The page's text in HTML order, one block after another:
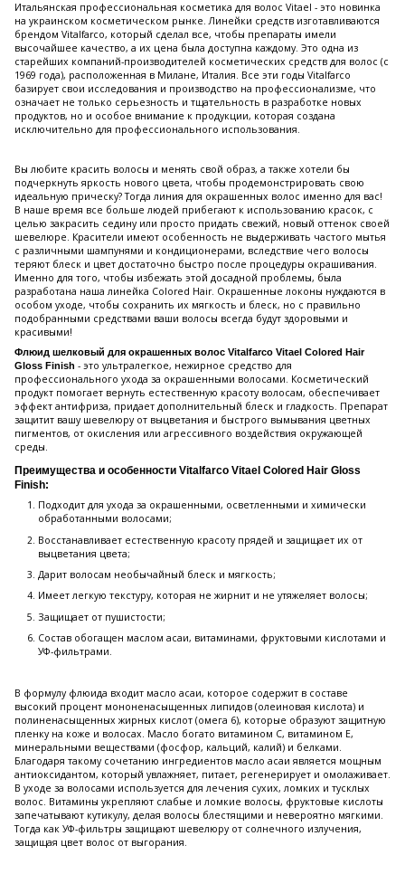
Итальянская профессиональная косметика для волос Vitael - это новинка
на украинском косметическом рынке. Линейки средств изготавливаются
брендом Vitalfarco, который сделал все, чтобы препараты имели
высочайшее качество, а их цена была доступна каждому. Это одна из
старейших компаний-производителей косметических средств для волос (с
1969 года), расположенная в Милане, Италия. Все эти годы Vitalfarco
базирует свои исследования и производство на профессионализме, что
означает не только серьезность и тщательность в разработке новых
продуктов, но и особое внимание к продукции, которая создана
исключительно для профессионального использования.
Вы любите красить волосы и менять свой образ, а также хотели бы
подчеркнуть яркость нового цвета, чтобы продемонстрировать свою
идеальную прическу? Тогда линия для окрашенных волос именно для вас!
В наше время все больше людей прибегают к использованию красок, с
целью закрасить седину или просто придать свежий, новый оттенок своей
шевелюре. Красители имеют особенность не выдерживать частого мытья
с различными шампунями и кондиционерами, вследствие чего волосы
теряют блеск и цвет достаточно быстро после процедуры окрашивания.
Именно для того, чтобы избежать этой досадной проблемы, была
разработана наша линейка Colored Hair. Окрашенные локоны нуждаются в
особом уходе, чтобы сохранить их мягкость и блеск, но с правильно
подобранными средствами ваши волосы всегда будут здоровыми и
красивыми!
Флюид шелковый для окрашенных волос Vitalfarco Vitael Colored Hair
Gloss Finish - это ультралегкое, нежирное средство для
профессионального ухода за окрашенными волосами. Косметический
продукт помогает вернуть естественную красоту волосам, обеспечивает
эффект антифриза, придает дополнительный блеск и гладкость. Препарат
защитит вашу шевелюру от выцветания и быстрого вымывания цветных
пигментов, от окисления или агрессивного воздействия окружающей
среды.
Преимущества и особенности Vitalfarco Vitael Colored Hair Gloss
Finish:
Подходит для ухода за окрашенными, осветленными и химически
обработанными волосами;
Восстанавливает естественную красоту прядей и защищает их от
выцветания цвета;
Дарит волосам необычайный блеск и мягкость;
Имеет легкую текстуру, которая не жирнит и не утяжеляет волосы;
Защищает от пушистости;
Состав обогащен маслом асаи, витаминами, фруктовыми кислотами и
УФ-фильтрами.
В формулу флюида входит масло асаи, которое содержит в составе
высокий процент мононенасыщенных липидов (олеиновая кислота) и
полиненасыщенных жирных кислот (омега 6), которые образуют защитную
пленку на коже и волосах. Масло богато витамином С, витамином Е,
минеральными веществами (фосфор, кальций, калий) и белками.
Благодаря такому сочетанию ингредиентов масло асаи является мощным
антиоксидантом, который увлажняет, питает, регенерирует и омолаживает.
В уходе за волосами используется для лечения сухих, ломких и тусклых
волос. Витамины укрепляют слабые и ломкие волосы, фруктовые кислоты
запечатывают кутикулу, делая волосы блестящими и невероятно мягкими.
Тогда как УФ-фильтры защищают шевелюру от солнечного излучения,
защищая цвет волос от выгорания.